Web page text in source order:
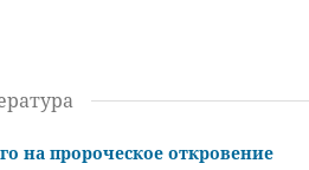
на пророческое откровение